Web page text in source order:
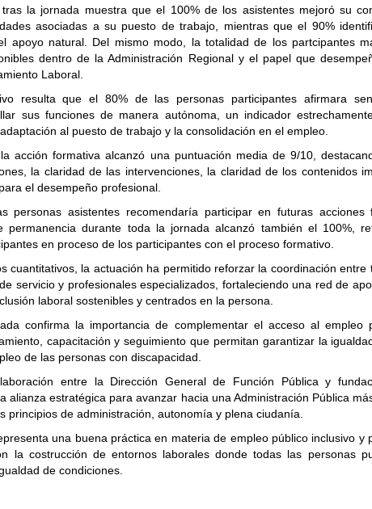
la jornada muestra que el 100% de los asistentes mejoró su
asociadas a su puesto de trabajo, mientras que el 90%
apoyo natural. Del mismo modo, la totalidad de los partcipantes
dentro de la Administración Regional y el papel que
Laboral.
resulta que el 80% de las personas participantes afirmara
sus funciones de manera autónoma, un indicador
al puesto de trabajo y la consolidación en el empleo.
acción formativa alcanzó una puntuación media de 9/10,
la claridad de las intervenciones, la claridad de los contenidos
el desempeño profesional.
personas asistentes recomendaría participar en futuras acciones
permanencia durante toda la jornada alcanzó también el 100%,
en proceso de los participantes con el proceso formativo.
cuantitativos, la actuación ha permitido reforzar la coordinación entre
servicio y profesionales especializados, fortaleciendo una red de
laboral sostenibles y centrados en la persona.
confirma la importancia de complementar el acceso al empleo
capacitación y seguimiento que permitan garantizar la
de las personas con discapacidad.
entre la Dirección General de Función Pública y
alianza estratégica para avanzar hacia una Administración Pública
principios de administración, autonomía y plena ciudanía.
una buena práctica en materia de empleo público inclusivo y
la costrucción de entornos laborales donde todas las personas
de condiciones.